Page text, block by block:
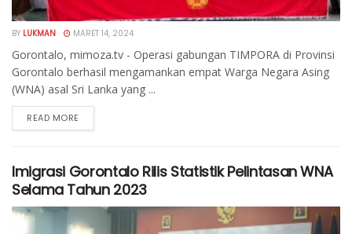
BY LUKMAN MARET 14, 2024
Gorontalo, mimoza.tv - Operasi gabungan TIMPORA di Provinsi
Gorontalo berhasil mengamankan empat Warga Negara Asing
(WNA) asal Sri Lanka yang ...
READ MORE
Imigrasi Gorontalo Rilis Statistik Pelintasan WNA
Selama Tahun 2023